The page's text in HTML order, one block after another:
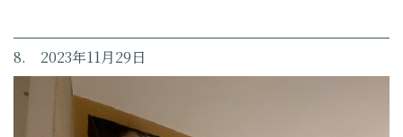
8. 2023年11月29日